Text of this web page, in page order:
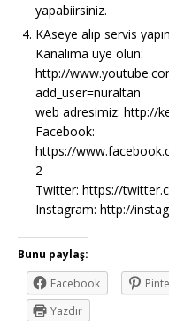
yapabiirsiniz.
KAseye alıp servis
Kanalıma üye olun:
http://
add_user=nuraltan
web adresimiz: http://
Facebook:
https://
2
Twitter: https://
Instagram: http://
Bunu paylaş:
Facebook
Yazdır